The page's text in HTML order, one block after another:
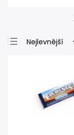
Nejlevnější
Abecedně